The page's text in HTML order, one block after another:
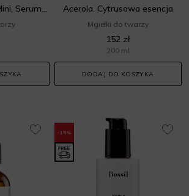
Wiesiołek Baobab Mini. Serum intensywna nocna regeneracja
Acerola. Cytrusowa esencja
Mgiełki do twarzy
152 zł
200 ml
DODAJ DO KOSZYKA
-15%